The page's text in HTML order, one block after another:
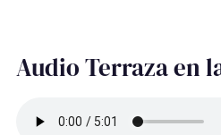
Audio Terraza en